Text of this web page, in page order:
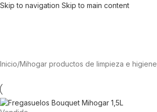
Skip to navigation Skip to main content
Inicio/Mihogar productos de limpieza e higiene